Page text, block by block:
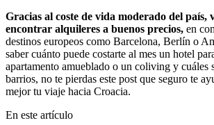
Gracias al coste de vida moderado del país,
encontrar alquileres a buenos precios, en
destinos europeos como Barcelona, Berlín o
saber cuánto puede costarte al mes un hotel
apartamento amueblado o un coliving y cuáles
barrios, no te pierdas este post que seguro te
mejor tu viaje hacia Croacia.
En este artículo